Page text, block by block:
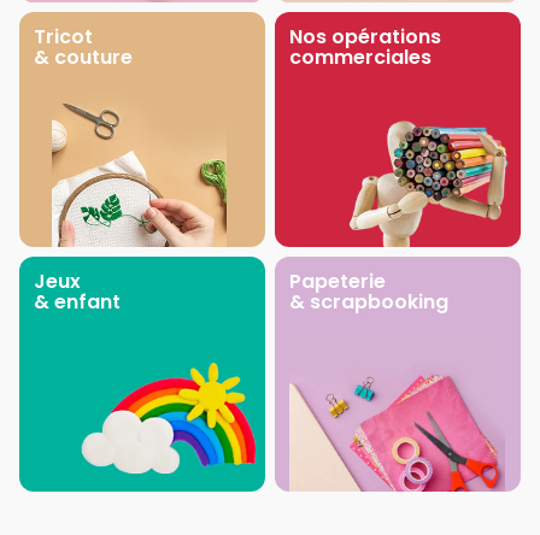
Tricot
& couture
Nos opérations
commerciales
Jeux
& enfant
Papeterie
& scrapbooking